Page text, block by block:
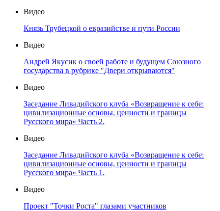
Видео
Князь Трубецкой о евразийстве и пути России
Видео
Андрей Якусик о своей работе и будущем Союзного
государства в рубрике "Двери открываются"
Видео
Заседание Ливадийского клуба «Возвращение к себе:
цивилизационные основы, ценности и границы
Русского мира» Часть 2.
Видео
Заседание Ливадийского клуба «Возвращение к себе:
цивилизационные основы, ценности и границы
Русского мира» Часть 1.
Видео
Проект "Точки Роста" глазами участников